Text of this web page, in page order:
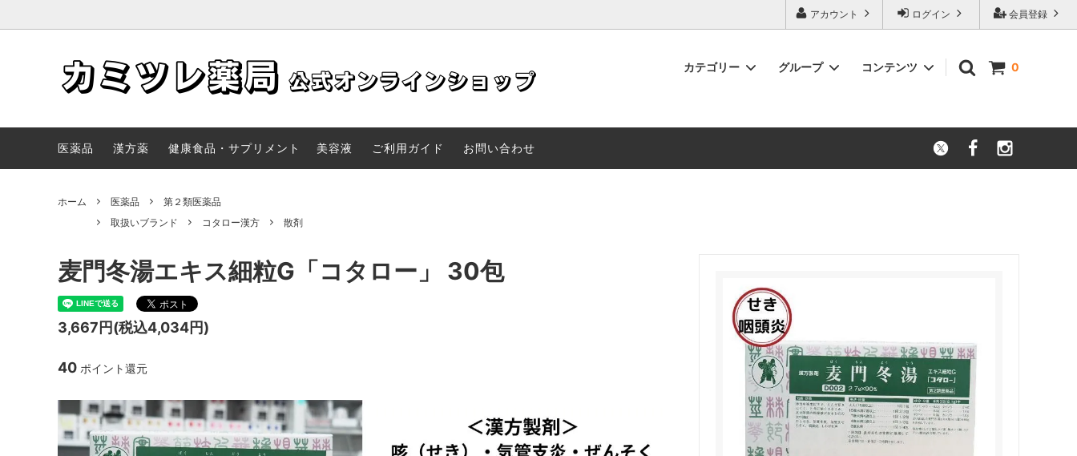
会員登録
ログイン
アカウント
0
カテゴリー グループ コンテンツ
ラインショップ
医薬品 漢方薬 健康食品・サプリメント 美容液 ご利用ガイド お問い合わせ
ホーム 医薬品
第２類医薬品
取扱いブランド
コタロー漢方 散剤
麦門冬湯エキス細粒G「コタロー」 30包
3,667円(税込4,034円)
40 ポイント還元